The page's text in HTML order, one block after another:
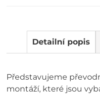
Detailní popis
Představujeme
montáží, které jsou